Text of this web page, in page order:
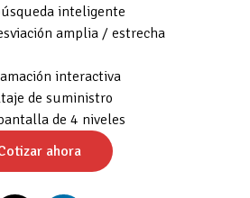
inteligente
amplia / estrecha
interactiva
de suministro
de 4 niveles
ahora